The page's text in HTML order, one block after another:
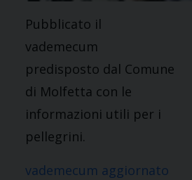
Pubblicato il
vademecum
predisposto dal Comune
di Molfetta con le
informazioni utili per i
pellegrini.
vademecum aggiornato